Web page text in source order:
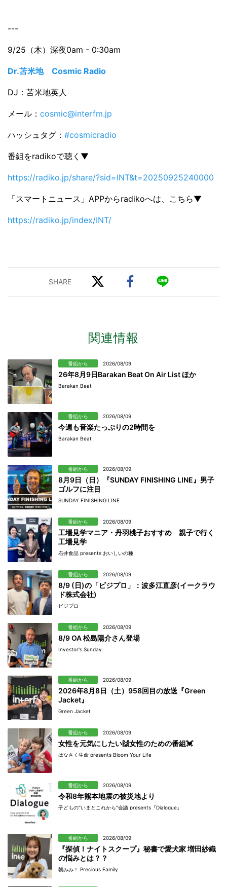
---
9/25（木）深夜0am - 0:30am
Dr.苫米地 Cosmic Radio
DJ：苫米地英人
メール： cosmic@interfm.jp
ハッシュタグ： #cosmicradio
番組をradikoで聴く▼
https://radiko.jp/share/?sid=INT&t=20250925240000
「スマートニュース」APPからradikoへは、こちら▼
https://radiko.jp/index/INT/
関連情報
番組から 2026/08/09
26年8月9日Barakan Beat On Air List ほか
Barakan Beat
番組から 2026/08/09
今週も音楽たっぷりの2時間を
Barakan Beat
番組から 2026/08/09
8月9日（日）『SUNDAY FINISHING LINE』男子
ゴルフに注目
SUNDAY FINISHING LINE
番組から 2026/08/09
工場見学マニア・丹羽桃子おすすめ 親子で行く
工場見学
石井食品 presents おいしいの種
番組から 2026/08/09
8/9 (日)の「ビジプロ」：波多江直彦(イークラウ
ド株式会社)
ビジプロ
番組から 2026/08/09
8/9 OA 松島陽介さん登場
Investor's Sunday
番組から 2026/08/09
2026年8月8日（土）958回目の放送『Green
Jacket』
Green Jacket
番組から 2026/08/09
女性を元気にしたい🙌女性のための番組💓
はなさく生命 presents Bloom Your Life
番組から 2026/08/09
令和8年熊本地震の被災地より
子どもの“いまとこれから”会議 presents『Dialogue』
番組から 2026/08/09
『探偵！ナイトスクープ』秘書で愛犬家 増田紗織
の悩みとは？？
朝みみ！ Precious Family